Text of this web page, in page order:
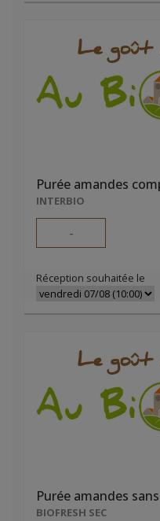
Purée amandes
INTERBIO
-
Réception souhaitée le
Purée amandes
BIOFRESH SEC